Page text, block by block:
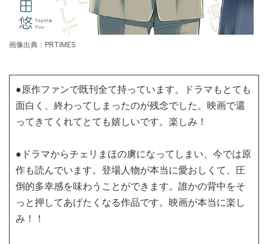
画像出典：PRTIMES
●原作ファンで既刊全て持っています。ドラマもとても
面白く、終わってしまったのが残念でした。映画で還
ってきてくれてとても嬉しいです。楽しみ！
●ドラマからチェリまほの虜になってしまい、今では原
作も読んでいます。登場人物が本当に愛おしくて、圧
倒的多幸感を味わうことができます。誰かの背中をそ
っと押してあげたくなる作品です。映画が本当に楽し
み！！